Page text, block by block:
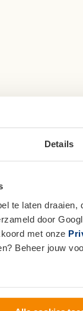
Details
te laten
door
met onze
Beheer jouw